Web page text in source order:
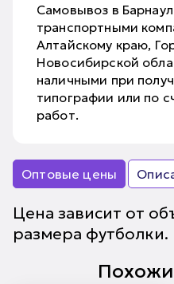
Самовывоз в
транспортными
Алтайскому краю,
Новосибирской
наличными при
типографии или по
работ.
Оптовые цены
Цена зависит от
размера футболки.